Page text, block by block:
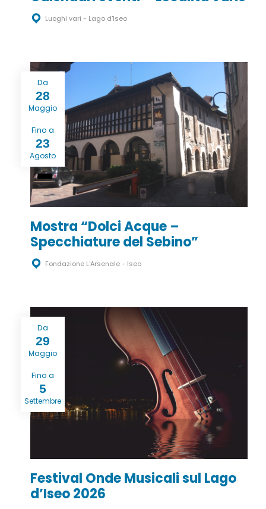
Luoghi vari - Lago d'Iseo
Da
28
Maggio
Fino a
23
Agosto
Mostra “Dolci Acque –
Specchiature del Sebino”
Fondazione L'Arsenale - Iseo
Da
29
Maggio
Fino a
5
Settembre
Festival Onde Musicali sul Lago
d’Iseo 2026